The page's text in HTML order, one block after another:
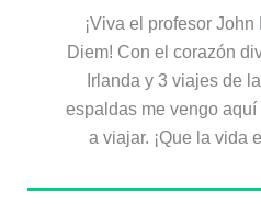
¡Viva el profesor
Diem! Con el corazón
Irlanda y 3 viajes de
espaldas me vengo aquí
a viajar. ¡Que la vida